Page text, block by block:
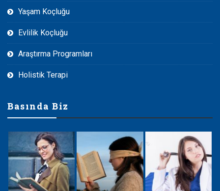
Yaşam Koçluğu
Evlilik Koçluğu
Araştırma Programları
Holistik Terapi
Basında Biz